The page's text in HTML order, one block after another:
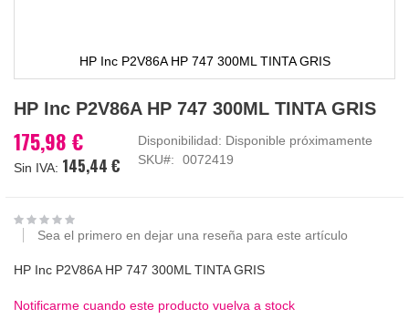
HP Inc P2V86A HP 747 300ML TINTA GRIS
al
de
la
imágenes
HP Inc P2V86A HP 747 300ML TINTA GRIS
175,98 €
145,44 €
Disponibilidad: Disponible próximamente
SKU
0072419
Sea el primero en dejar una reseña para este artículo
HP Inc P2V86A HP 747 300ML TINTA GRIS
Notificarme cuando este producto vuelva a stock